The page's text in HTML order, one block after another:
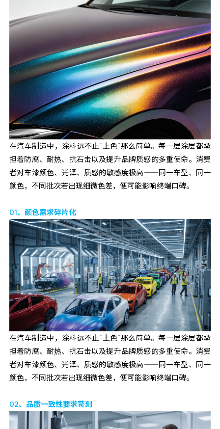
在汽车制造中，涂料远不止“上色”那么简单。每一层涂层都承
担着防腐、耐热、抗石击以及提升品牌质感的多重使命。消费
者对车漆颜色、光泽、质感的敏感度极高——同一车型、同一
颜色，不同批次若出现细微色差，便可能影响终端口碑。
01、颜色需求碎片化
在汽车制造中，涂料远不止“上色”那么简单。每一层涂层都承
担着防腐、耐热、抗石击以及提升品牌质感的多重使命。消费
者对车漆颜色、光泽、质感的敏感度极高——同一车型、同一
颜色，不同批次若出现细微色差，便可能影响终端口碑。
02、品质一致性要求苛刻